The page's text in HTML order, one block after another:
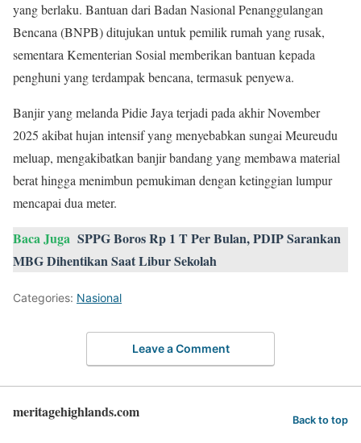
yang berlaku. Bantuan dari Badan Nasional Penanggulangan
Bencana (BNPB) ditujukan untuk pemilik rumah yang rusak,
sementara Kementerian Sosial memberikan bantuan kepada
penghuni yang terdampak bencana, termasuk penyewa.
Banjir yang melanda Pidie Jaya terjadi pada akhir November
2025 akibat hujan intensif yang menyebabkan sungai Meureudu
meluap, mengakibatkan banjir bandang yang membawa material
berat hingga menimbun pemukiman dengan ketinggian lumpur
mencapai dua meter.
Baca Juga SPPG Boros Rp 1 T Per Bulan, PDIP Sarankan
MBG Dihentikan Saat Libur Sekolah
Categories: Nasional
Leave a Comment
meritagehighlands.com Back to top